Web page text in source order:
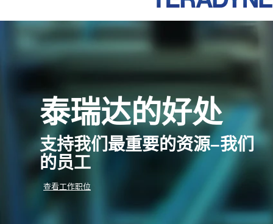
泰瑞达的好处
支持我们最重要的资源–我们
的员工
查看工作职位